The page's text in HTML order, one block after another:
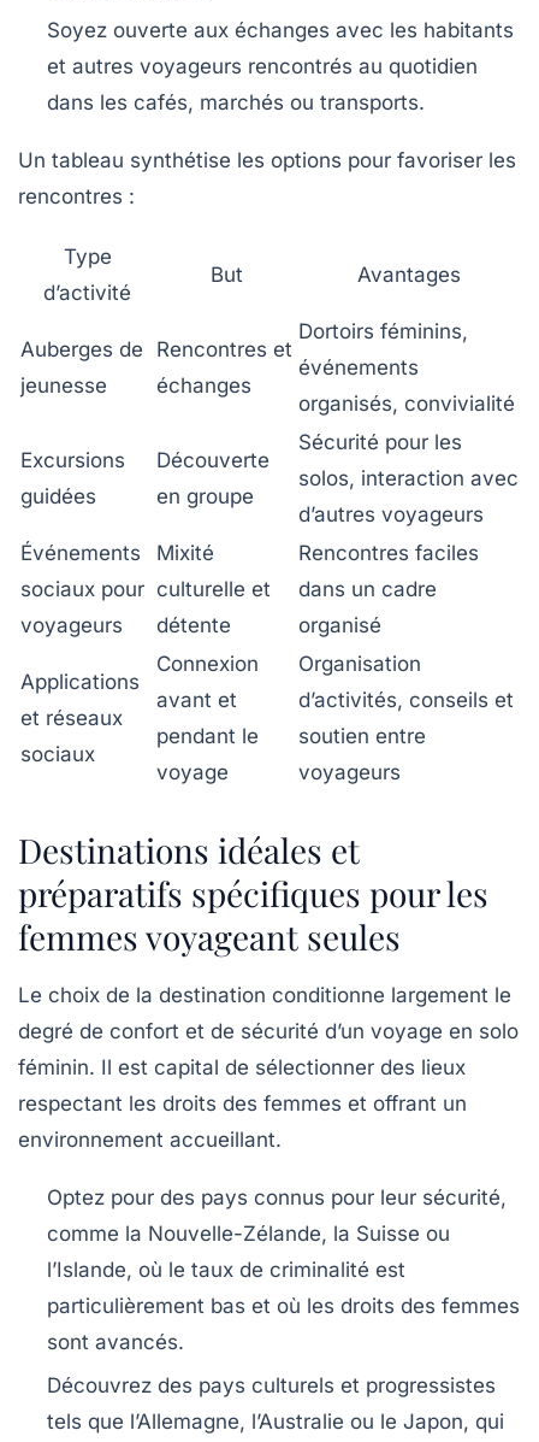
Soyez ouverte aux échanges avec les habitants
et autres voyageurs rencontrés au quotidien
dans les cafés, marchés ou transports.
Un tableau synthétise les options pour favoriser les
rencontres :
Type
d’activité
But Avantages
Auberges de
jeunesse
Rencontres et
échanges
Dortoirs féminins,
événements
organisés, convivialité
Excursions
guidées
Découverte
en groupe
Sécurité pour les
solos, interaction avec
d’autres voyageurs
Événements
sociaux pour
voyageurs
Mixité
culturelle et
détente
Rencontres faciles
dans un cadre
organisé
Applications
et réseaux
sociaux
Connexion
avant et
pendant le
voyage
Organisation
d’activités, conseils et
soutien entre
voyageurs
Destinations idéales et
préparatifs spécifiques pour les
femmes voyageant seules
Le choix de la destination conditionne largement le
degré de confort et de sécurité d’un voyage en solo
féminin. Il est capital de sélectionner des lieux
respectant les droits des femmes et offrant un
environnement accueillant.
Optez pour des pays connus pour leur sécurité,
comme la Nouvelle-Zélande, la Suisse ou
l’Islande, où le taux de criminalité est
particulièrement bas et où les droits des femmes
sont avancés.
Découvrez des pays culturels et progressistes
tels que l’Allemagne, l’Australie ou le Japon, qui